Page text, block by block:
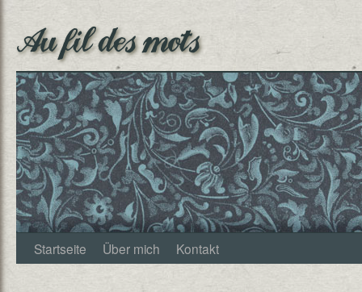
Au fil des mots
Startseite Über mich Kontakt